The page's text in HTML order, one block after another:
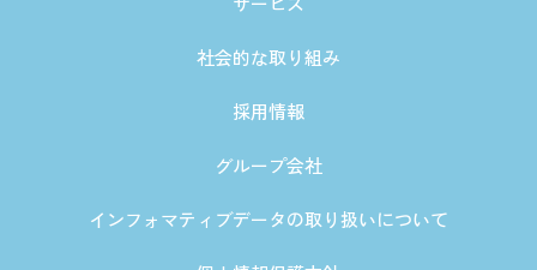
社会的な取り組み
採用情報
グループ会社
インフォマティブデータの取り扱いについて